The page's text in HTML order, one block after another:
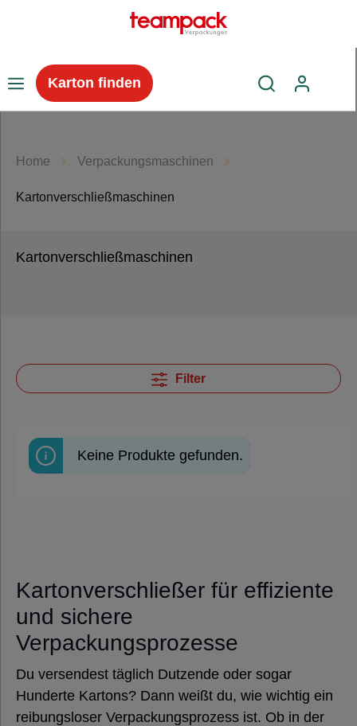
Karton finden
Versandverpackung
Folien,
Verpackungsmaschinen
Kartonverschließer
Schrumpfmaschinen
Home Verpackungsmaschinen
Kartonverschließmaschinen
Kartonverschließmaschinen
Filter
Keine Produkte gefunden.
Kartonverschließer für effiziente
und sichere
Verpackungsprozesse
Du versendest täglich Dutzende oder sogar
Hunderte Kartons? Dann weißt du, wie wichtig ein
reibungsloser Verpackungsprozess ist. Ob in der